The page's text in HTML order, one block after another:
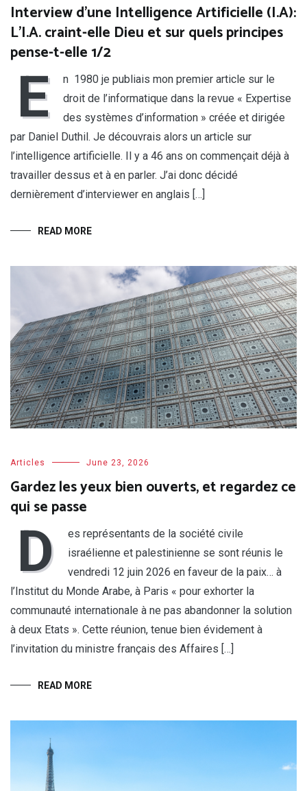
Interview d’une Intelligence Artificielle (I.A):
L’I.A. craint-elle Dieu et sur quels principes
pense-t-elle 1/2
E
n 1980 je publiais mon premier article sur le
droit de l’informatique dans la revue « Expertise
des systèmes d’information » créée et dirigée
par Daniel Duthil. Je découvrais alors un article sur
l’intelligence artificielle. Il y a 46 ans on commençait déjà à
travailler dessus et à en parler. J’ai donc décidé
dernièrement d’interviewer en anglais […]
READ MORE
Articles June 23, 2026
Gardez les yeux bien ouverts, et regardez ce
qui se passe
D
es représentants de la société civile
israélienne et palestinienne se sont réunis le
vendredi 12 juin 2026 en faveur de la paix… à
l’Institut du Monde Arabe, à Paris « pour exhorter la
communauté internationale à ne pas abandonner la solution
à deux Etats ». Cette réunion, tenue bien évidement à
l’invitation du ministre français des Affaires […]
READ MORE